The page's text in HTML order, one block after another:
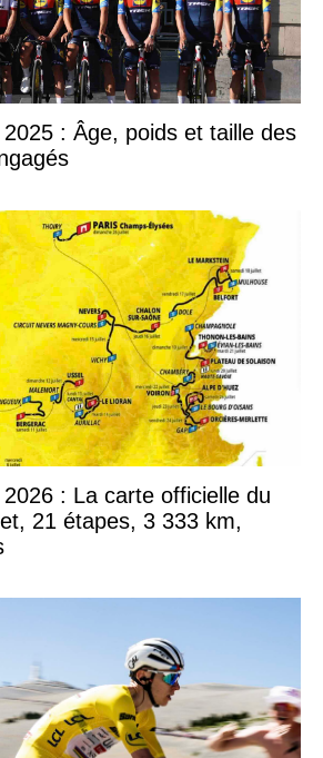
: Âge, poids et taille des
: La carte officielle du
21 étapes, 3 333 km,